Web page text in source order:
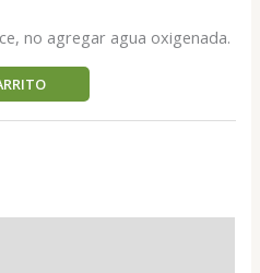
no agregar agua oxigenada.